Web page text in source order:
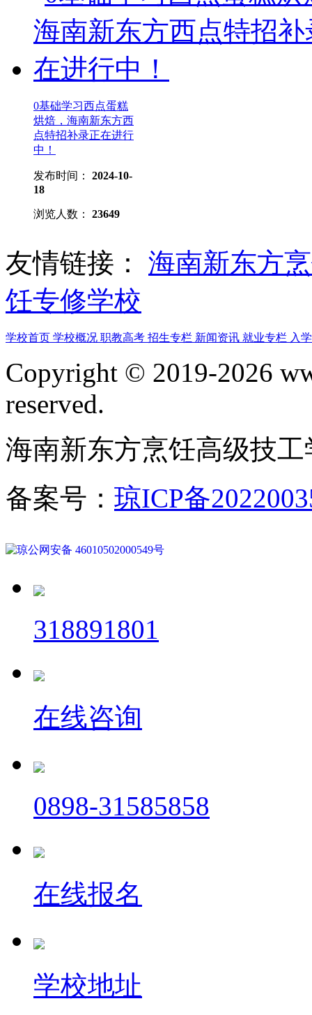
0基础学习西点蛋糕
烘焙，海南新东方西
点特招补录正在进行
中！
发布时间： 2024-10-
18
浏览人数： 23649
友情链接：
海南新东方
饪专修学校
学校首页 学校概况 职教高考 招生专栏 新闻资讯 就业专栏 入
Copyright © 2019-2026
reserved.
海南新东方烹饪高级技
备案号： 琼ICP备
琼公网安备 46010502000549号
318891801
在线咨询
0898-31585858
在线报名
学校地址